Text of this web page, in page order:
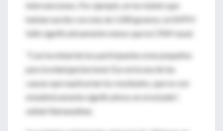
intervenciones. Por ejemplo, en los bebés que
habían nacido con más de 1.000 gramos, la NIPPV
falló significativamente menos que la CPAP nasal.
"Casi la mitad de los participantes eran pequeños
para la edad gestacional. Esa sería una de las
causas que explicarían los resultados, que no son
estadísticamente significativos en el estudio",
señaló Ramanathan.